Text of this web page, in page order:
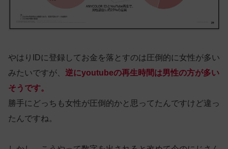
やはりIDに登録してお金を落とすのは圧倒的に女性が多い
みたいですが、 逆にyoutubeの再生時間は男性の方が多い
そうです。
勝手にどっちも女性が圧倒的かと思ってたんですけど違っ
たんですね。